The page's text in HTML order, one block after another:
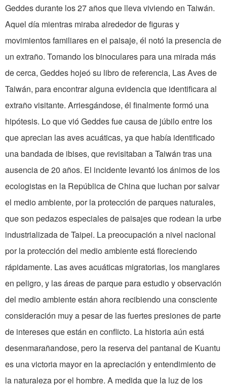
Geddes durante los 27 años que lleva viviendo en Taiwán.
Aquel día mientras miraba alrededor de figuras y
movimientos familiares en el paisaje, él notó la presencia de
un extraño. Tomando los binoculares para una mirada más
de cerca, Geddes hojeó su libro de referencia, Las Aves de
Taiwán, para encontrar alguna evidencia que identificara al
extraño visitante. Arriesgándose, él finalmente formó una
hipótesis. Lo que vió Geddes fue causa de júbilo entre los
que aprecian las aves acuáticas, ya que había identificado
una bandada de ibises, que revisitaban a Taiwán tras una
ausencia de 20 años. El incidente levantó los ánimos de los
ecologistas en la República de China que luchan por salvar
el medio ambiente, por la protección de parques naturales,
que son pedazos especiales de paisajes que rodean la urbe
industrializada de Taipei. La preocupación a nivel nacional
por la protección del medio ambiente está floreciendo
rápidamente. Las aves acuáticas migratorias, los manglares
en peligro, y las áreas de parque para estudio y observación
del medio ambiente están ahora recibiendo una consciente
consideración muy a pesar de las fuertes presiones de parte
de intereses que están en conflicto. La historia aún está
desenmarañandose, pero la reserva del pantanal de Kuantu
es una victoria mayor en la apreciación y entendimiento de
la naturaleza por el hombre. A medida que la luz de los